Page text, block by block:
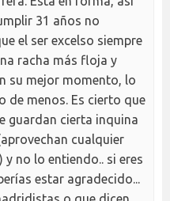
31 años no
el ser excelso siempre
racha más floja y
su mejor momento, lo
de menos. Es cierto que
guardan cierta inquina
cualquier
no lo entiendo.. si eres
estar agradecido...